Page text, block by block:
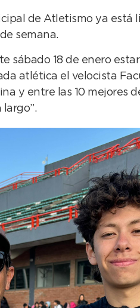
de Atletismo ya está
semana.
sábado 18 de enero
atlética el velocista
y entre las 10 mejores